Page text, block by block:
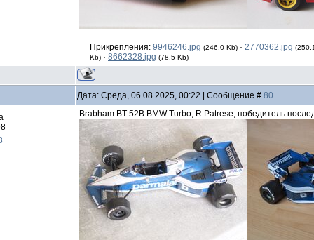
Прикрепления: 9946246.jpg (246.0 Kb) · 2770362.jpg
Kb) · 8662328.jpg (78.5 Kb)
Дата: Среда, 06.08.2025, 00:22 | Сообщение # 80
Brabham BT-52B BMW Turbo, R Patrese, победитель